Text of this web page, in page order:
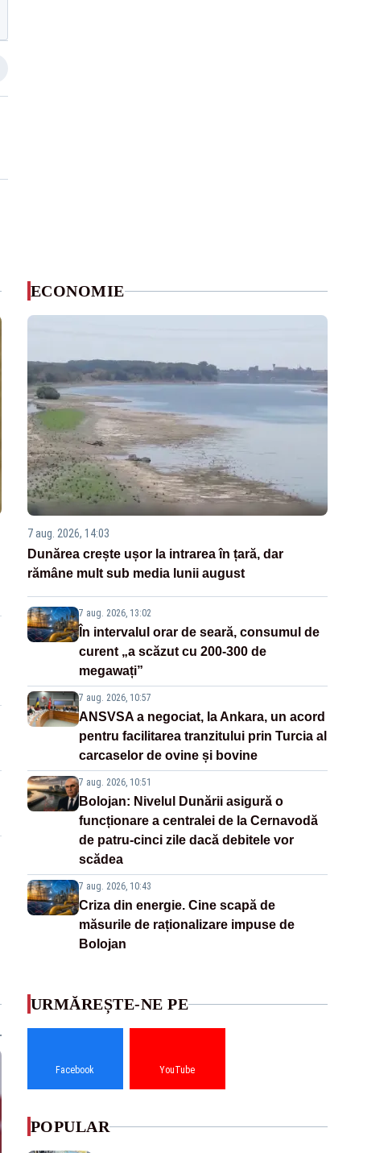
ECONOMIE
7 aug. 2026, 14:03
Dunărea crește ușor la intrarea în țară, dar
rămâne mult sub media lunii august
7 aug. 2026, 13:02
În intervalul orar de seară, consumul de
curent „a scăzut cu 200-300 de
megawați”
7 aug. 2026, 10:57
ANSVSA a negociat, la Ankara, un acord
pentru facilitarea tranzitului prin Turcia al
carcaselor de ovine și bovine
7 aug. 2026, 10:51
Bolojan: Nivelul Dunării asigură o
funcționare a centralei de la Cernavodă
de patru-cinci zile dacă debitele vor
scădea
7 aug. 2026, 10:43
Criza din energie. Cine scapă de
măsurile de raționalizare impuse de
Bolojan
URMĂREȘTE-NE PE
Facebook YouTube
POPULAR